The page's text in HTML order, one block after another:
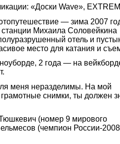
«Доски Wave»,
— зима 2007
Михаила Соловейкина
отель и
место для катания и
2 года — на
меня неразделимы. На мой
снимки, ты должен
(номер 9 мирового
(чемпион России-2008